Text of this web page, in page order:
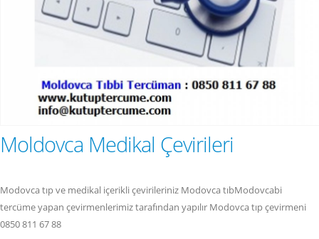
Moldovca Medikal Çevirileri
Modovca tıp ve medikal içerikli çevirileriniz Modovca tıbModovcabi
tercüme yapan çevirmenlerimiz tarafından yapılır Modovca tıp çevirmeni
0850 811 67 88